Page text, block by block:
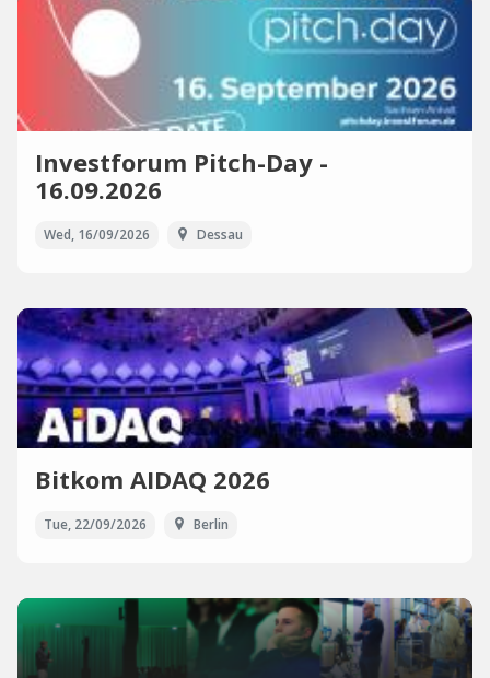
Investforum Pitch-Day -
16.09.2026
Wed, 16/09/2026 Dessau
Bitkom AIDAQ 2026
Tue, 22/09/2026 Berlin